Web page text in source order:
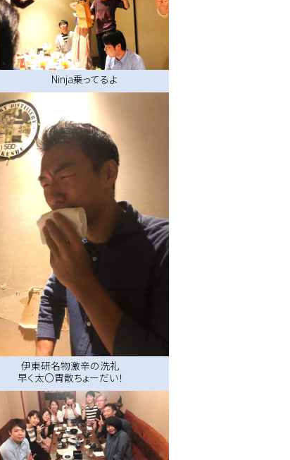
Ninja乗ってるよ
伊東研名物激辛の洗礼
早く太〇胃散ちょーだい！